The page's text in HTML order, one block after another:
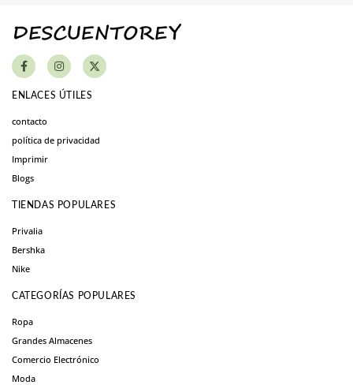
ENLACES ÚTILES
contacto
política de privacidad
Imprimir
Blogs
TIENDAS POPULARES
Privalia
Bershka
Nike
CATEGORÍAS POPULARES
Ropa
Grandes Almacenes
Comercio Electrónico
Moda